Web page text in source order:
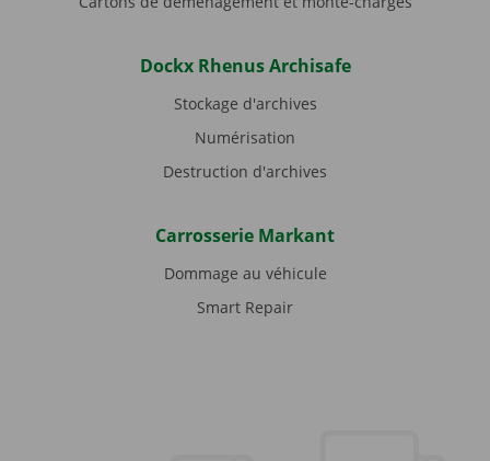
Dockx Rhenus Archisafe
Stockage d'archives
Numérisation
Destruction d'archives
Carrosserie Markant
Dommage au véhicule
Smart Repair